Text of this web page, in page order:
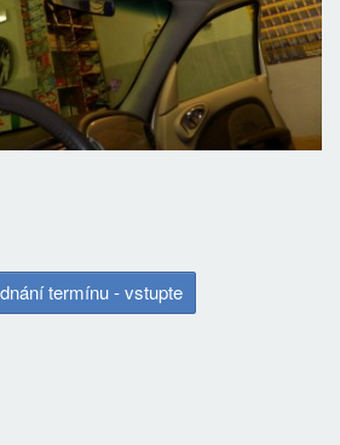
termínu - vstupte